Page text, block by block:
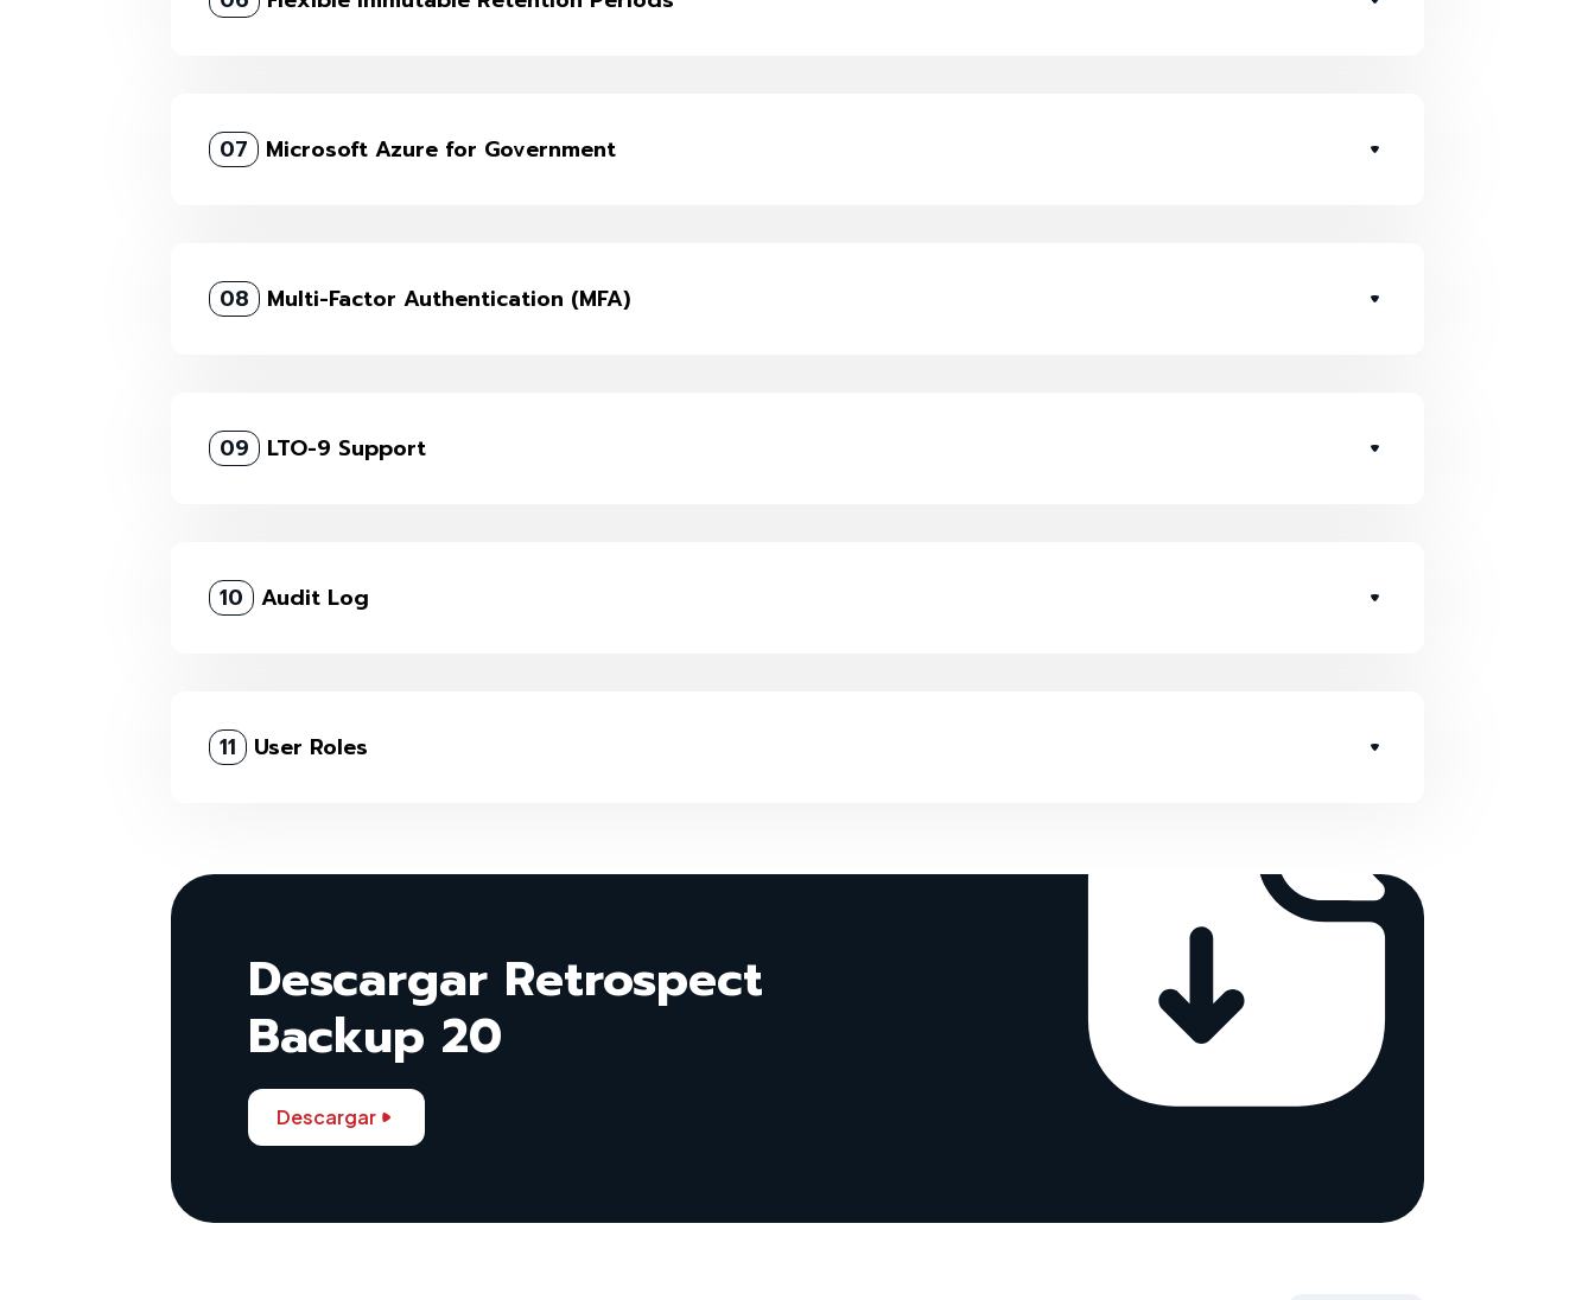
07 Microsoft Azure for Government
08 Multi-Factor Authentication (MFA)
09 LTO-9 Support
10 Audit Log
11 User Roles
Descargar Retrospect
Backup 20
Descargar